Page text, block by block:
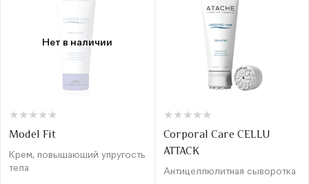
Нет в наличии
★
★ ★
★ ★
★ ★
★ ★
★
Model Fit
Крем, повышающий упругость
тела
★
★ ★
★ ★
★ ★
★ ★
★
Corporal Care CELLU
ATTACK
Антицеллюлитная сыворотка